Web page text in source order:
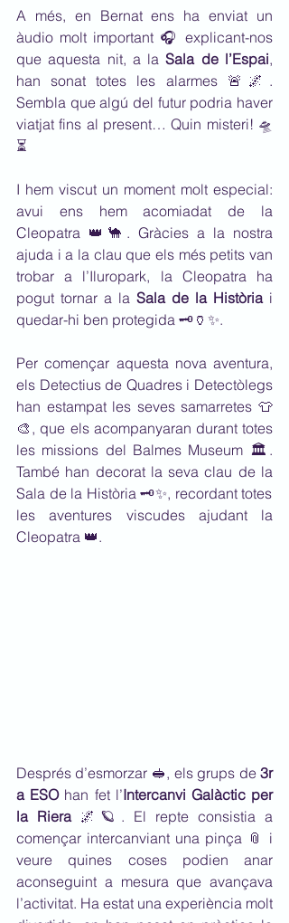
A més, en Bernat ens ha enviat un
àudio molt important 🎧 explicant-nos
que aquesta nit, a la Sala de l’Espai,
han sonat totes les alarmes 🚨🌌.
Sembla que algú del futur podria haver
viatjat fins al present… Quin misteri! 🛸
⏳
I hem viscut un moment molt especial:
avui ens hem acomiadat de la
Cleopatra 👑🐪. Gràcies a la nostra
ajuda i a la clau que els més petits van
trobar a l’Iluropark, la Cleopatra ha
pogut tornar a la Sala de la Història i
quedar-hi ben protegida 🗝️🏺✨.
Per començar aquesta nova aventura,
els Detectius de Quadres i Detectòlegs
han estampat les seves samarretes 👕
🎨, que els acompanyaran durant totes
les missions del Balmes Museum 🏛️.
També han decorat la seva clau de la
Sala de la Història 🗝️✨, recordant totes
les aventures viscudes ajudant la
Cleopatra 👑.
Després d’esmorzar 🥪, els grups de 3r
a ESO han fet l’Intercanvi Galàctic per
la Riera 🌌🪐. El repte consistia a
començar intercanviant una pinça 📎 i
veure quines coses podien anar
aconseguint a mesura que avançava
l’activitat. Ha estat una experiència molt